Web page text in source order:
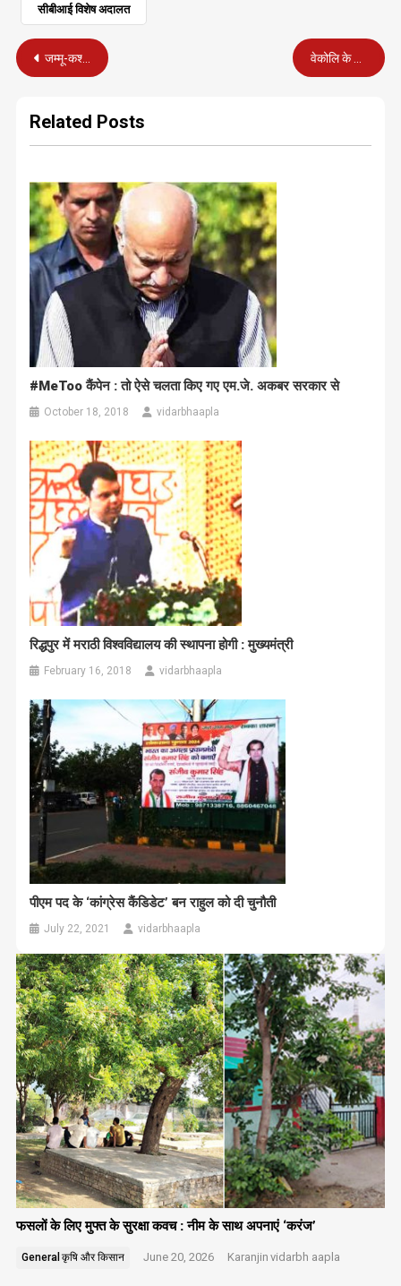
सीबीआई विशेष अदालत
Post
जम्मू-कश्मीर से अनुच्छेद 35ए हटाने पर सुप्रीम कोर्ट में सुनवाई 19 जनवरी तक टली
Related Posts
#MeToo कैंपेन : तो ऐसे चलता किए गए एम.जे. अकबर सरकार से
October 18, 2018 vidarbhaapla
रिद्धपुर में मराठी विश्वविद्यालय की स्थापना होगी : मुख्यमंत्री
February 16, 2018 vidarbhaapla
पीएम पद के ‘कांग्रेस कैंडिडेट’ बन राहुल को दी चुनौती
July 22, 2021 vidarbhaapla
फसलों के लिए मुफ्त के सुरक्षा कवच : नीम के साथ अपनाएं ‘करंज’
General कृषि और किसान June 20, 2026 Karanjin vidarbh aapla